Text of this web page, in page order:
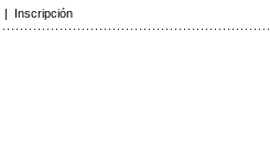
| Inscripción